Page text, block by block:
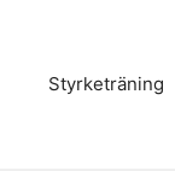
Styrketräning